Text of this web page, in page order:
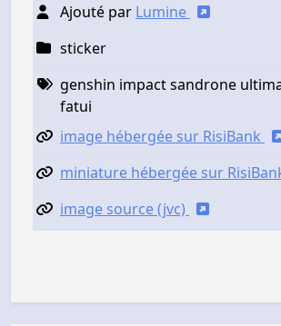
Ajouté par Lumine
sticker
genshin impact sandrone
fatui
image hébergée sur RisiBank
miniature hébergée sur
image source (jvc)